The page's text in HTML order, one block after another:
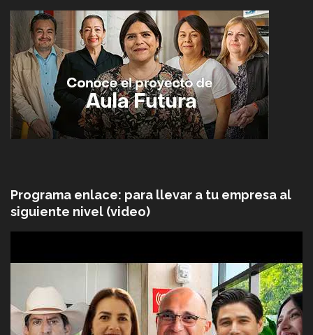
Programa enlace: para llevar a tu empresa al
siguiente nivel (video)